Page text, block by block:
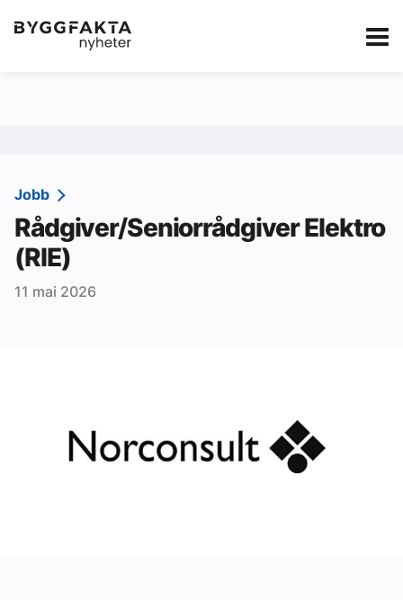
Kategorier Jobbmarkedet Annonsere i
Redaksjonen
Om Byggfakta
Annonsere
Ledige stillinger
Jobb
Rådgiver/Seniorrådgiver Elektro
(RIE)
11 mai 2026